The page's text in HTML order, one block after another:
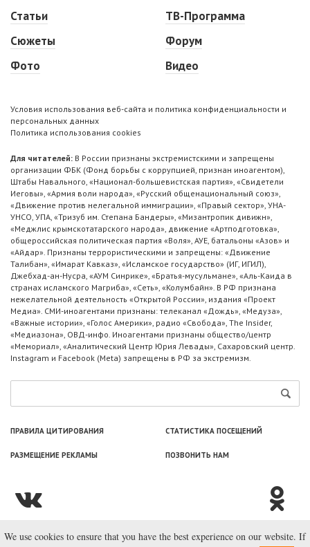
Статьи
Сюжеты
Фото
ТВ-Программа
Форум
Видео
Условия использования веб-сайта и политика конфиденциальности и
персональных данных
Политика использования cookies
Для читателей: В России признаны экстремистскими и запрещены
организации ФБК (Фонд борьбы с коррупцией, признан иноагентом),
Штабы Навального, «Национал-большевистская партия», «Свидетели
Иеговы», «Армия воли народа», «Русский общенациональный союз»,
«Движение против нелегальной иммиграции», «Правый сектор», УНА-
УНСО, УПА, «Тризуб им. Степана Бандеры», «Мизантропик дивижн»,
«Меджлис крымскотатарского народа», движение «Артподготовка»,
общероссийская политическая партия «Воля», АУЕ, батальоны «Азов» и
«Айдар». Признаны террористическими и запрещены: «Движение
Талибан», «Имарат Кавказ», «Исламское государство» (ИГ, ИГИЛ),
Джебхад-ан-Нусра, «АУМ Синрике», «Братья-мусульмане», «Аль-Каида в
странах исламского Магриба», «Сеть», «Колумбайн». В РФ признана
нежелательной деятельность «Открытой России», издания «Проект
Медиа». СМИ-иноагентами признаны: телеканал «Дождь», «Медуза»,
«Важные истории», «Голос Америки», радио «Свобода», The Insider,
«Медиазона», ОВД-инфо. Иноагентами признаны общество/центр
«Мемориал», «Аналитический Центр Юрия Левады», Сахаровский центр.
Instagram и Facebook (Metа) запрещены в РФ за экстремизм.
ПРАВИЛА ЦИТИРОВАНИЯ СТАТИСТИКА ПОСЕЩЕНИЙ
РАЗМЕЩЕНИЕ РЕКЛАМЫ ПОЗВОНИТЬ НАМ
© ООО «Лаборатория Новоcтей», 2003—2026.
We use cookies to ensure that you have the best experience on our website. If